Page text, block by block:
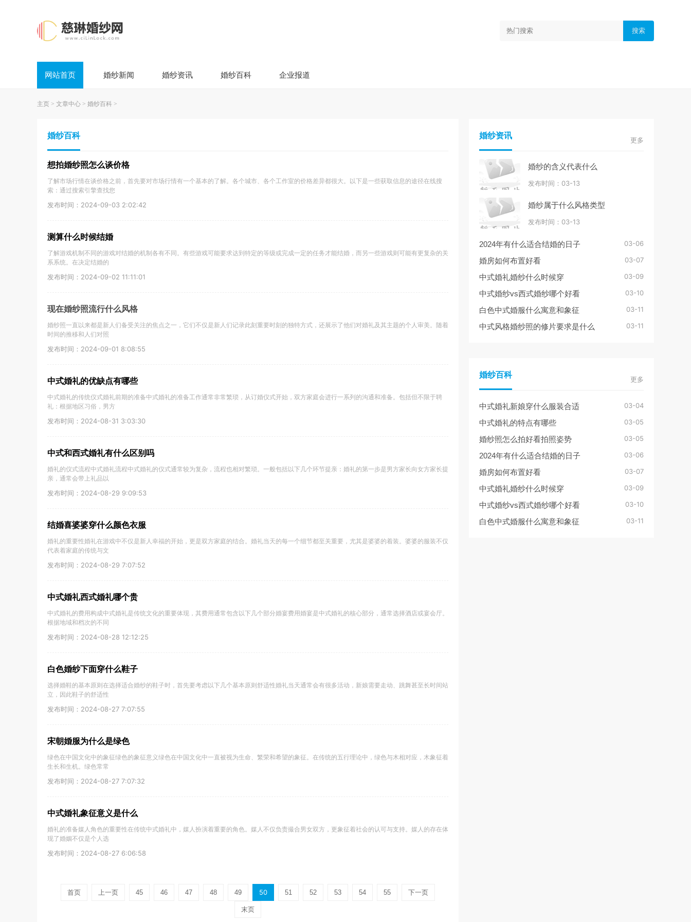
搜索
网站首页 婚纱新闻 婚纱资讯 婚纱百科 企业报道
主页 > 文章中心 > 婚纱百科 >
婚纱百科
想拍婚纱照怎么谈价格
了解市场行情在谈价格之前，首先要对市场行情有一个基本的了解。各个城市、各个工作室的价格差异都很大。以下是一些获取信息的途径在线搜
索：通过搜索引擎查找您
发布时间：2024-09-03 2:02:42
测算什么时候结婚
了解游戏机制不同的游戏对结婚的机制各有不同。有些游戏可能要求达到特定的等级或完成一定的任务才能结婚，而另一些游戏则可能有更复杂的关
系系统。在决定结婚的
发布时间：2024-09-02 11:11:01
现在婚纱照流行什么风格
婚纱照一直以来都是新人们备受关注的焦点之一，它们不仅是新人们记录此刻重要时刻的独特方式，还展示了他们对婚礼及其主题的个人审美。随着
时间的推移和人们对照
发布时间：2024-09-01 8:08:55
中式婚礼的优缺点有哪些
中式婚礼的传统仪式婚礼前期的准备中式婚礼的准备工作通常非常繁琐，从订婚仪式开始，双方家庭会进行一系列的沟通和准备。包括但不限于聘
礼：根据地区习俗，男方
发布时间：2024-08-31 3:03:30
中式和西式婚礼有什么区别吗
婚礼的仪式流程中式婚礼流程中式婚礼的仪式通常较为复杂，流程也相对繁琐。一般包括以下几个环节提亲：婚礼的第一步是男方家长向女方家长提
亲，通常会带上礼品以
发布时间：2024-08-29 9:09:53
结婚喜婆婆穿什么颜色衣服
婚礼的重要性婚礼在游戏中不仅是新人幸福的开始，更是双方家庭的结合。婚礼当天的每一个细节都至关重要，尤其是婆婆的着装。婆婆的服装不仅
代表着家庭的传统与文
发布时间：2024-08-29 7:07:52
中式婚礼西式婚礼哪个贵
中式婚礼的费用构成中式婚礼是传统文化的重要体现，其费用通常包含以下几个部分婚宴费用婚宴是中式婚礼的核心部分，通常选择酒店或宴会厅。
根据地域和档次的不同
发布时间：2024-08-28 12:12:25
白色婚纱下面穿什么鞋子
选择婚鞋的基本原则在选择适合婚纱的鞋子时，首先要考虑以下几个基本原则舒适性婚礼当天通常会有很多活动，新娘需要走动、跳舞甚至长时间站
立，因此鞋子的舒适性
发布时间：2024-08-27 7:07:55
宋朝婚服为什么是绿色
绿色在中国文化中的象征绿色的象征意义绿色在中国文化中一直被视为生命、繁荣和希望的象征。在传统的五行理论中，绿色与木相对应，木象征着
生长和生机。绿色常常
发布时间：2024-08-27 7:07:32
中式婚礼象征意义是什么
婚礼的准备媒人角色的重要性在传统中式婚礼中，媒人扮演着重要的角色。媒人不仅负责撮合男女双方，更象征着社会的认可与支持。媒人的存在体
现了婚姻不仅是个人选
发布时间：2024-08-27 6:06:58
首页 上一页 45 46 47 48 49 50 51 52 53 54 55 下一页
末页
婚纱资讯 更多
婚纱的含义代表什么
发布时间：03-13
婚纱属于什么风格类型
发布时间：03-13
2024年有什么适合结婚的日子 03-06
婚房如何布置好看 03-07
中式婚礼婚纱什么时候穿 03-09
中式婚纱vs西式婚纱哪个好看 03-10
白色中式婚服什么寓意和象征 03-11
中式风格婚纱照的修片要求是什么 03-11
婚纱百科 更多
中式婚礼新娘穿什么服装合适 03-04
中式婚礼的特点有哪些 03-05
婚纱照怎么拍好看拍照姿势 03-05
2024年有什么适合结婚的日子 03-06
婚房如何布置好看 03-07
中式婚礼婚纱什么时候穿 03-09
中式婚纱vs西式婚纱哪个好看 03-10
白色中式婚服什么寓意和象征 03-11